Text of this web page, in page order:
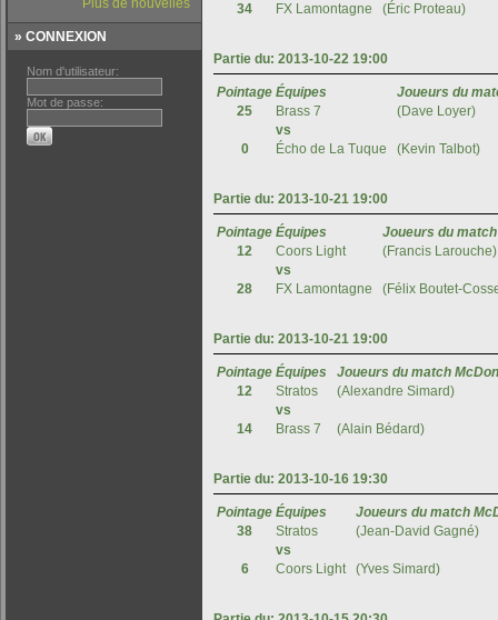
» CONNEXION
Nom d'utilisateur:
Mot de passe: